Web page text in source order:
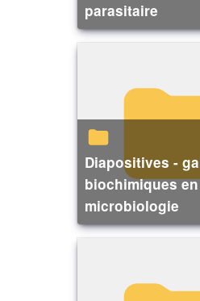
parasitaire
Diapositives - galeries
biochimiques en
microbiologie